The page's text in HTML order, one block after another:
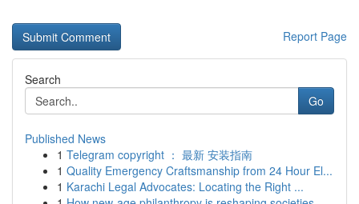
Report Page
Search
Go
Published News
1 Telegram copyright ： 最新 安装指南
1 Quality Emergency Craftsmanship from 24 Hour El...
1 Karachi Legal Advocates: Locating the Right ...